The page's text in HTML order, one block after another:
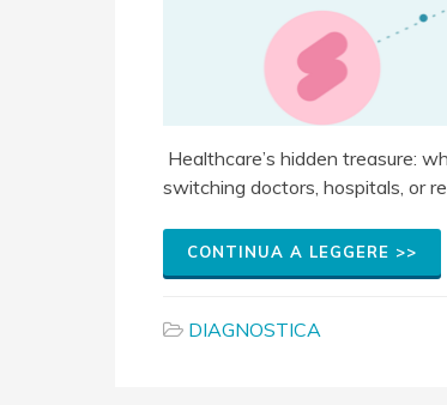
Healthcare’s hidden treasure:
switching doctors, hospitals, or
CONTINUA A LEGGERE >>
DIAGNOSTICA